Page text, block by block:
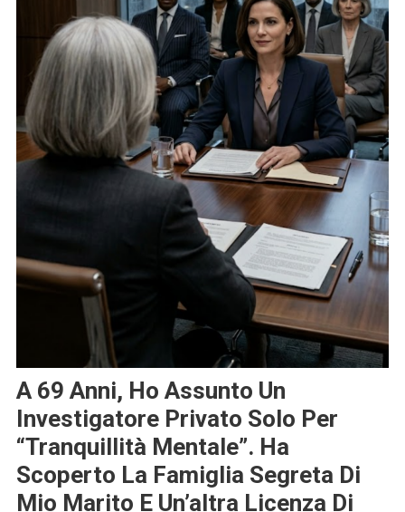
A 69 Anni, Ho Assunto Un
Investigatore Privato Solo Per
“tranquillità Mentale”. Ha
Scoperto La Famiglia Segreta Di
Mio Marito E Un’altra Licenza Di